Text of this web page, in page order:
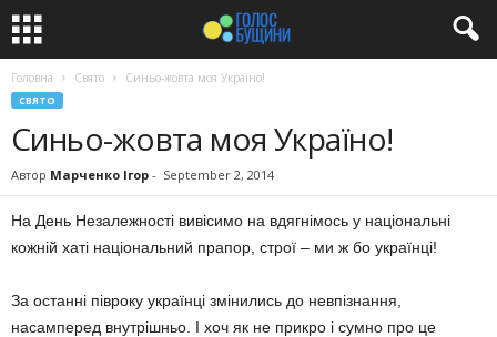
Головна Свято Синьо-жовта моя Україно!
СВЯТО
Синьо-жовта моя Україно!
Автор Марченко Ігор - September 2, 2014
На День Незалежності вивісимо на вдягнімось у національні
кожній хаті національний прапор, строї – ми ж бо українці!
За останні півроку українці змінились до невпізнання,
насамперед внутрішньо. І хоч як не прикро і сумно про це